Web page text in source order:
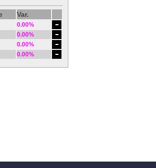
Var.
0.00%
0.00%
0.00%
0.00%